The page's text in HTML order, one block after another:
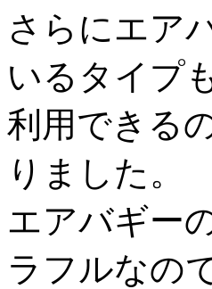
さらにエア
いるタイプ
利用できる
りました。
エアバギー
ラフルなの